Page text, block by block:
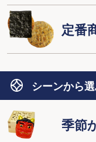
定番
シーンから
季節